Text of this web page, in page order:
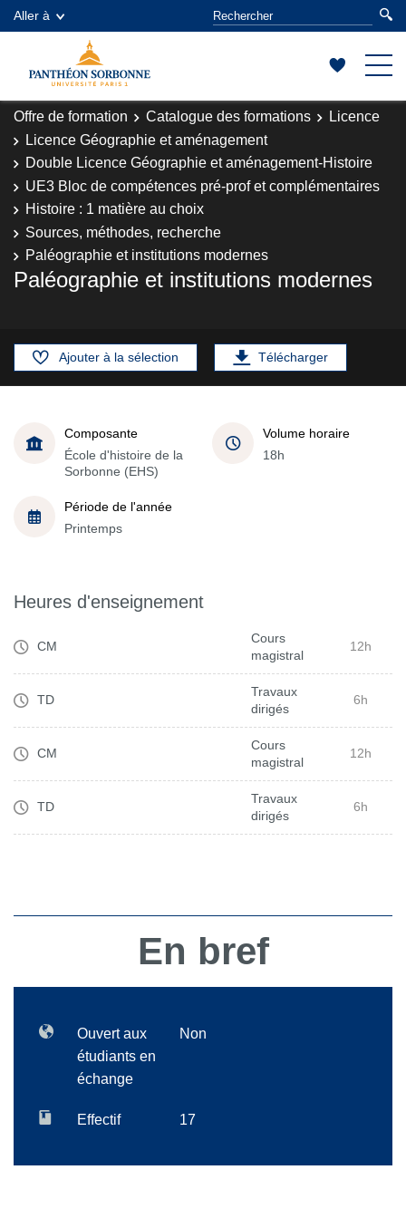
Aller à
Offre de formation Catalogue des formations
Licence
Licence Géographie et aménagement
Double Licence Géographie et aménagement-Histoire
UE3 Bloc de compétences pré-prof et complémentaires
Histoire : 1 matière au choix
Sources, méthodes, recherche
Paléographie et institutions modernes
Paléographie et institutions modernes
Ajouter à la sélection Télécharger
Composante
École d'histoire de la
Sorbonne (EHS)
Volume horaire
18h
Période de l'année
Printemps
Heures d'enseignement
CM
Cours
magistral
12h
TD
Travaux
dirigés
6h
CM
Cours
magistral
12h
TD
Travaux
dirigés
6h
En bref
Ouvert aux
étudiants en
échange
Non
Effectif 17